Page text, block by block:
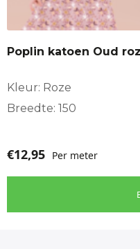
Poplin katoen Oud
Kleur: Roze
Breedte: 150
€12,95 Per meter